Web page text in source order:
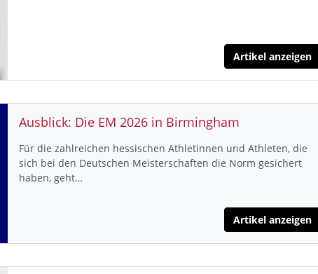
Artikel anzeigen
Ausblick: Die EM 2026 in Birmingham
Für die zahlreichen hessischen Athletinnen und Athleten, die
sich bei den Deutschen Meisterschaften die Norm gesichert
haben, geht…
Artikel anzeigen